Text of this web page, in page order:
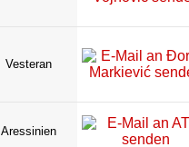
Vesteran
Aressinien